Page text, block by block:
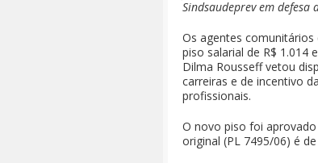
Sindsaudeprev em defesa
Os agentes
piso salarial de R$ 1.014
Dilma Rousseff vetou
carreiras e de incentivo
profissionais.
O novo piso foi
original (PL 7495/06) é